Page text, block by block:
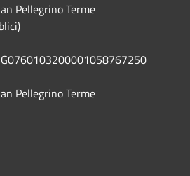
Pellegrino Terme
Pellegrino Terme